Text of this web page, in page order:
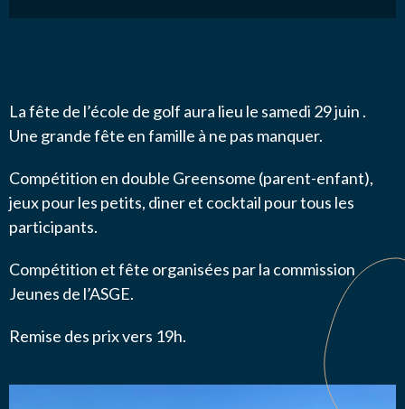
La fête de l’école de golf aura lieu le samedi 29 juin .
Une grande fête en famille à ne pas manquer.
Compétition en double Greensome (parent-enfant),
jeux pour les petits, diner et cocktail pour tous les
participants.
Compétition et fête organisées par la commission
Jeunes de l’ASGE.
Remise des prix vers 19h.